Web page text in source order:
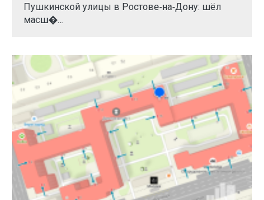
Пушкинской улицы в Ростове‑на‑Дону: шёл
масш�...